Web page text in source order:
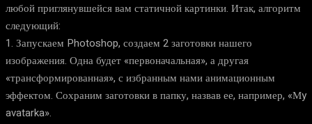
любой приглянувшейся вам статичной картинки. Итак, алгоритм
следующий:
1. Запускаем Photoshop, создаем 2 заготовки нашего
изображения. Одна будет «первоначальная», а другая
«трансформированная», с избранным нами анимационным
эффектом. Сохраним заготовки в папку, назвав ее, например, «Мy
avatarka».